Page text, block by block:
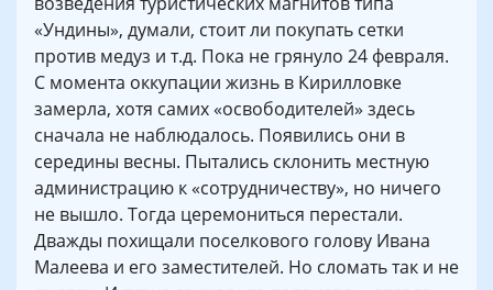
«Ундины», думали, стоит ли покупать сетки
против медуз и т.д. Пока не грянуло 24 февраля.
С момента оккупации жизнь в Кирилловке
замерла, хотя самих «освободителей» здесь
сначала не наблюдалось. Появились они в
середины весны. Пытались склонить местную
администрацию к «сотрудничеству», но ничего
не вышло. Тогда церемониться перестали.
Дважды похищали поселкового голову Ивана
Малеева и его заместителей. Но сломать так и не